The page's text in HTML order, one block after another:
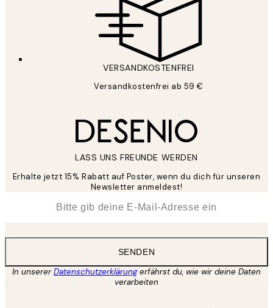
VERSANDKOSTENFREI
Versandkostenfrei ab 59 €
LASS UNS FREUNDE WERDEN
Erhalte jetzt 15% Rabatt auf Poster, wenn du dich für unseren
Newsletter anmeldest!
SENDEN
In unsererDatenschutzerklärungerfährst du, wie wir deine Daten
verarbeiten